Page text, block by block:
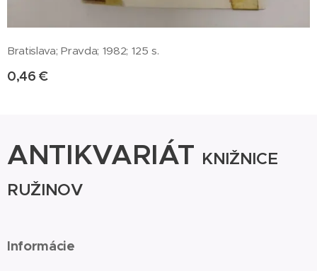
Bratislava; Pravda; 1982; 125 s.
0,46 €
ANTIKVARIÁT KNIŽNICE
RUŽINOV
Informácie